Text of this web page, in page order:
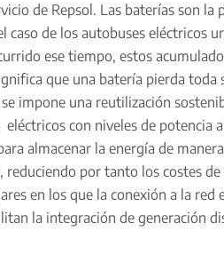
de Repsol. Las baterías son
de los autobuses eléctricos
ese tiempo, estos
que una batería pierda toda
impone una reutilización
con niveles de
almacenar la energía de
por tanto los costes
en los que la conexión a la
la integración de generación